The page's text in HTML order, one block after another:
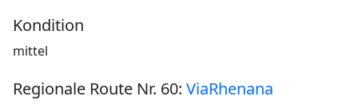
Kondition
mittel
Regionale Route Nr. 60: ViaRhenana